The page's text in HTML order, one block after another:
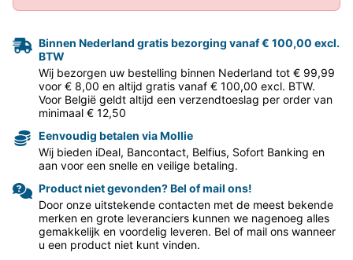
Binnen Nederland gratis bezorging vanaf € 100,00 excl.
BTW
Wij bezorgen uw bestelling binnen Nederland tot € 99,99
voor € 8,00 en altijd gratis vanaf € 100,00 excl. BTW.
Voor België geldt altijd een verzendtoeslag per order van
minimaal € 12,50
Eenvoudig betalen via Mollie
Wij bieden iDeal, Bancontact, Belfius, Sofort Banking en
aan voor een snelle en veilige betaling.
Product niet gevonden? Bel of mail ons!
Door onze uitstekende contacten met de meest bekende
merken en grote leveranciers kunnen we nagenoeg alles
gemakkelijk en voordelig leveren. Bel of mail ons wanneer
u een product niet kunt vinden.